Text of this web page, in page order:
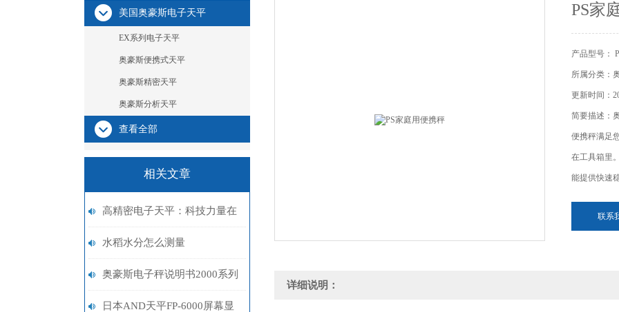
美国奥豪斯电子天平
EX系列电子天平
奥豪斯便携式天平
奥豪斯精密天平
奥豪斯分析天平
查看全部
相关文章
高精密电子天平：科技力量在
现代测量领域的准确演绎
水稻水分怎么测量
奥豪斯电子秤说明书2000系列
日本AND天平FP-6000屏幕显
PS家
产品型号：
所属分类：
更新时间：
简要描述：
便携秤满足
在工具箱里
能提供快速
联系
详细说明：